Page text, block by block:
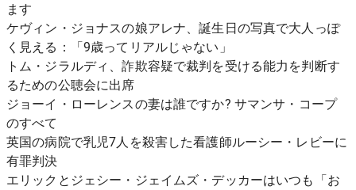
ます
ケヴィン・ジョナスの娘アレナ、誕生日の写真で大人っぽ
く見える：「9歳ってリアルじゃない」
トム・ジラルディ、詐欺容疑で裁判を受ける能力を判断す
るための公聴会に出席
ジョーイ・ローレンスの妻は誰ですか? サマンサ・コープ
のすべて
英国の病院で乳児7人を殺害した看護師ルーシー・レビーに
有罪判決
エリックとジェシー・ジェイムズ・デッカーはいつも「お